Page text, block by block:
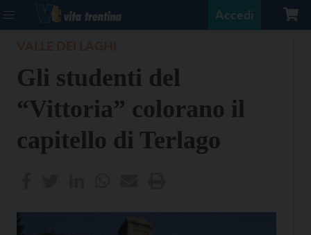
Accedi
Gli studenti del
“Vittoria” colorano il
capitello di Terlago